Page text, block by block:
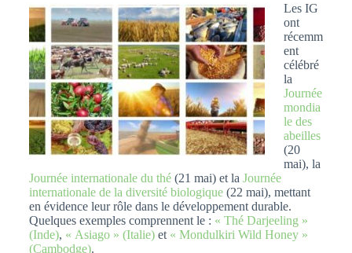
Les IG
ont
récemm
ent
célébré
la
Journée
mondia
le des
abeilles
(20
mai), la
Journée internationale du thé(21 mai) et la Journée
internationale de la diversité biologique(22 mai), mettant
en évidence leur rôle dans le développement durable.
Quelques exemples comprennent le : « Thé Darjeeling »
(Inde), « Asiago » (Italie)et « Mondulkiri Wild Honey »
(Cambodge).